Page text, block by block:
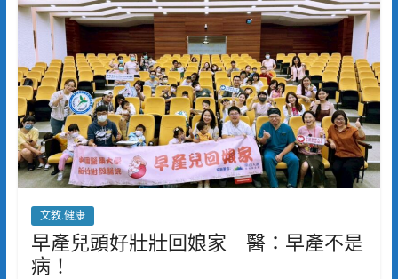
文教.健康
早產兒頭好壯壯回娘家 醫：早產不是
病！